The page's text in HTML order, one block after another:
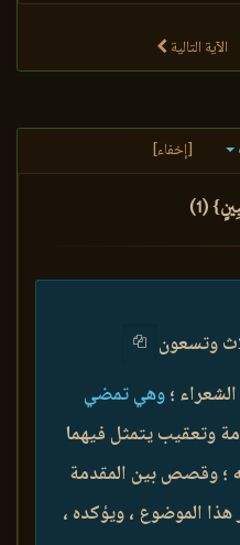
الآية التالية
[إخفاء]
(1)
وتسعون
؛وهي تمضي
وتعقيب يتمثل فيهما
؛ وقصص بين المقدمة
الموضوع ، ويؤكده ،